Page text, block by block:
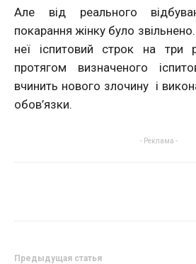
Але від реального
покарання жінку було
неї іспитовий строк на
протягом визначеного
вчинить нового злочину і
обов’язки.
- Реклама -
Предыдущая статья